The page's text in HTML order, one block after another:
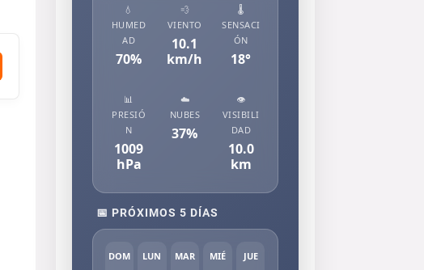
💧
HUMED
AD
70%
💨
VIENTO
10.1
km/h
🌡️
SENSACI
ÓN
18°
📊
PRESIÓ
N
1009
hPa
☁️
NUBES
37%
👁️
VISIBILI
DAD
10.0
km
📅 PRÓXIMOS 5 DÍAS
DOM LUN MAR MIÉ JUE